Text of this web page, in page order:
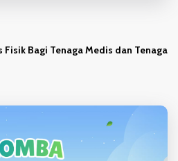
Fisik Bagi Tenaga Medis dan Tenaga